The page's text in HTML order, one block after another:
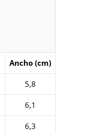
Ancho (cm)
5,8
6,1
6,3